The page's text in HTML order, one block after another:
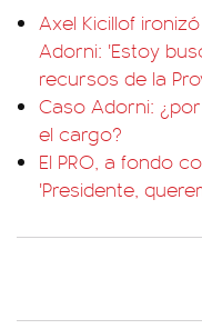
Axel Kicillof
Adorni: 'Estoy
recursos de la
Caso Adorni:
el cargo?
El PRO, a fondo
'Presidente,